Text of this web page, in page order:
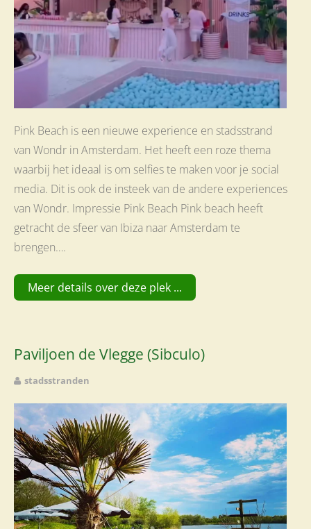
Pink Beach is een nieuwe experience en stadsstrand
van Wondr in Amsterdam. Het heeft een roze thema
waarbij het ideaal is om selfies te maken voor je social
media. Dit is ook de insteek van de andere experiences
van Wondr. Impressie Pink Beach Pink beach heeft
getracht de sfeer van Ibiza naar Amsterdam te
brengen….
Meer details over deze plek ...
Paviljoen de Vlegge (Sibculo)
stadsstranden